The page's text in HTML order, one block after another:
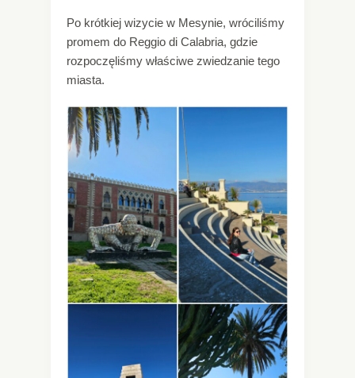
Po krótkiej wizycie w Mesynie, wróciliśmy
promem do Reggio di Calabria, gdzie
rozpoczęliśmy właściwe zwiedzanie tego
miasta.